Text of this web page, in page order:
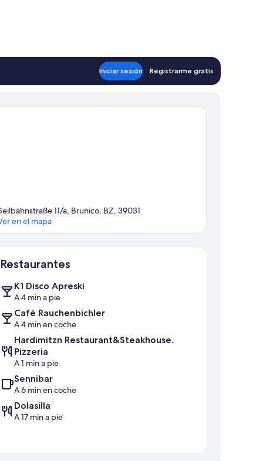
Iniciar sesión Registrarme gratis
11/a, Brunico, BZ, 39031
en el mapa
Restaurantes
K1 Disco Apreski
A 4 min a pie
Café Rauchenbichler
A 4 min en coche
Hardimitzn Restaurant&Steakhouse.
Pizzeria
A 1 min a pie
Sennibar
A 6 min en coche
Dolasilla
A 17 min a pie